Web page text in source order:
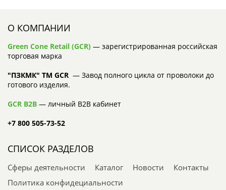
О КОМПАНИИ
Green Cone Retail (GCR) — зарегистрированная российская
торговая марка
"ПЗКМК" TM GCR — Завод полного цикла от проволоки до
готового изделия.
GCR B2B — личный B2B кабинет
+7 800 505-73-52
СПИСОК РАЗДЕЛОВ
Сферы деятельности Каталог Новости
Контакты
Политика конфидециальности